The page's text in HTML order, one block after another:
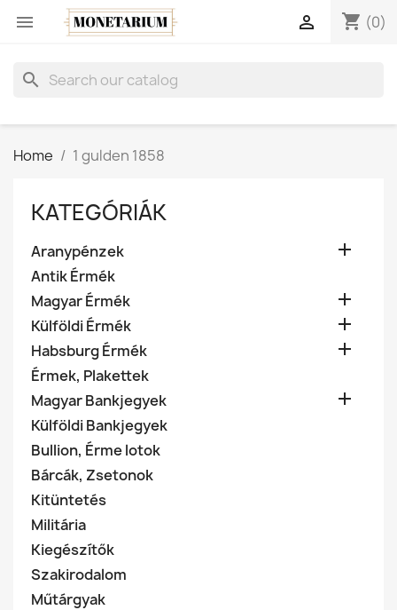
 shopping_cart (0)

search
Home 1 gulden 1858
KATEGÓRIÁK
Aranypénzek 
Antik Érmék
Magyar Érmék

Külföldi Érmék 
Habsburg Érmék 
Érmek, Plakettek
Magyar Bankjegyek

Külföldi Bankjegyek
Bullion, Érme lotok
Bárcák, Zsetonok
Kitüntetés
Militária
Kiegészítők
Szakirodalom
Műtárgyak